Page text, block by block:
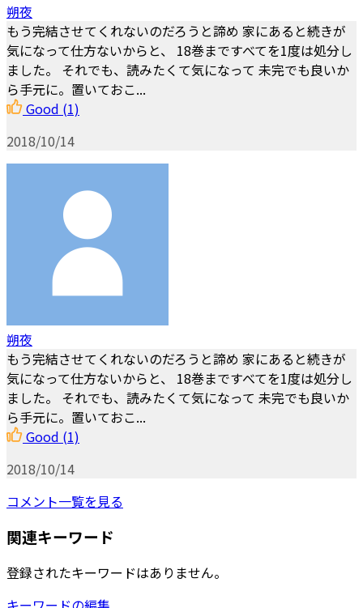
朔夜
もう完結させてくれないのだろうと諦め 家にあると続きが
気になって仕方ないからと、 18巻まですべてを1度は処分し
ました。 それでも、読みたくて気になって 未完でも良いか
ら手元に。置いておこ...
Good (1)
2018/10/14
朔夜
もう完結させてくれないのだろうと諦め 家にあると続きが
気になって仕方ないからと、 18巻まですべてを1度は処分し
ました。 それでも、読みたくて気になって 未完でも良いか
ら手元に。置いておこ...
Good (1)
2018/10/14
コメント一覧を見る
関連キーワード
登録されたキーワードはありません。